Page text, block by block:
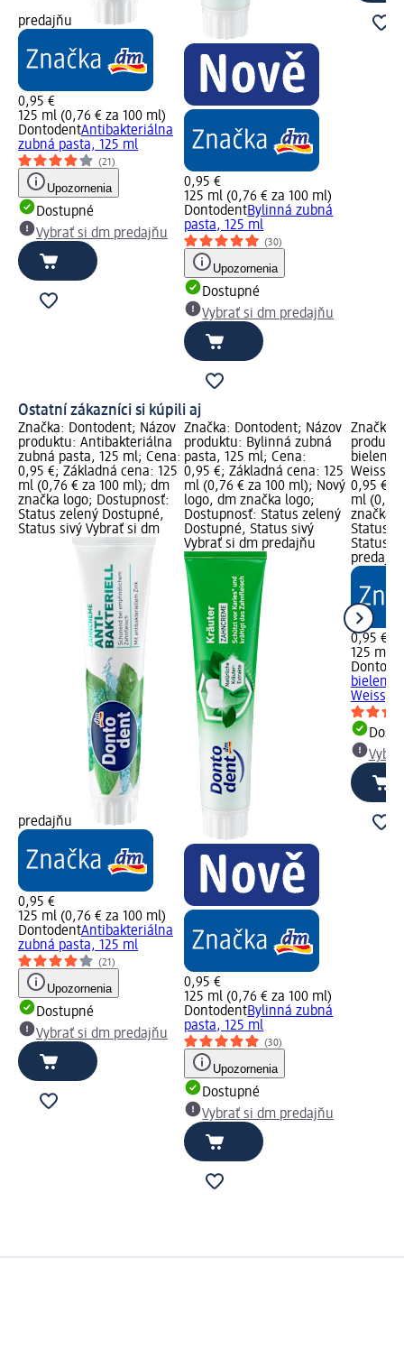
predajňu
0,95 €
125 ml (0,76 € za 100 ml)
DontodentAntibakteriálna
zubná pasta, 125 ml
(21)
Upozornenia
Dostupné
Vybrať si dm predajňu
0,95 €
125 ml (0,76 € za 100 ml)
DontodentBylinná zubná
pasta, 125 ml
(30)
Upozornenia
Dostupné
Vybrať si dm predajňu
Ostatní zákazníci si kúpili aj
Značka: Dontodent; Názov
produktu: Antibakteriálna
zubná pasta, 125 ml; Cena:
0,95 €; Základná cena: 125
ml (0,76 € za 100 ml); dm
značka logo; Dostupnosť:
Status zelený Dostupné,
Status sivý Vybrať si dm
predajňu
0,95 €
125 ml (0,76 € za 100 ml)
DontodentAntibakteriálna
zubná pasta, 125 ml
(21)
Upozornenia
Dostupné
Vybrať si dm predajňu
Značka: Dontodent; Názov
produktu: Bylinná zubná
pasta, 125 ml; Cena:
0,95 €; Základná cena: 125
ml (0,76 € za 100 ml); Nový
logo, dm značka logo;
Dostupnosť: Status zelený
Dostupné, Status sivý
Vybrať si dm predajňu
0,95 €
125 ml (0,76 € za 100 ml)
DontodentBylinná zubná
pasta, 125 ml
(30)
Upozornenia
Dostupné
Vybrať si dm predajňu
Značka:
bielenie
Weiss,
0,95 €;
ml (0,76
značka
Status
Status
predajňu
0,95 €
125 ml
bielenie
Weiss,